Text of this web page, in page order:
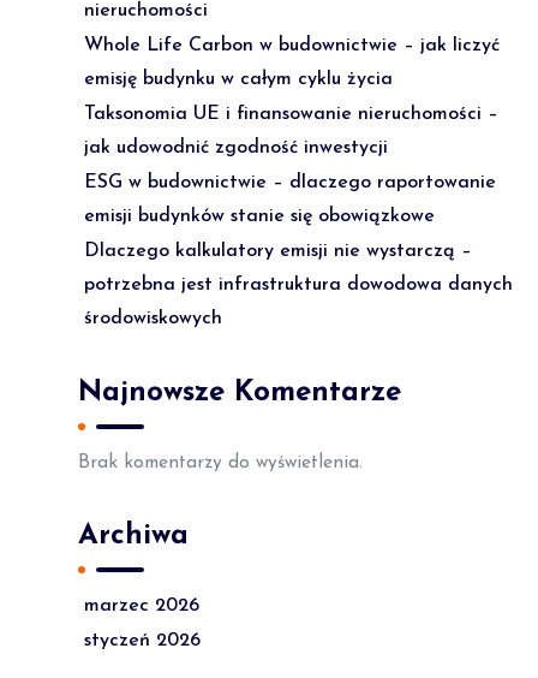
nieruchomości
Whole Life Carbon w budownictwie – jak liczyć
emisję budynku w całym cyklu życia
Taksonomia UE i finansowanie nieruchomości –
jak udowodnić zgodność inwestycji
ESG w budownictwie – dlaczego raportowanie
emisji budynków stanie się obowiązkowe
Dlaczego kalkulatory emisji nie wystarczą –
potrzebna jest infrastruktura dowodowa danych
środowiskowych
Najnowsze Komentarze
Brak komentarzy do wyświetlenia.
Archiwa
marzec 2026
styczeń 2026